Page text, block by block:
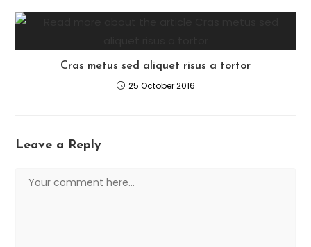
Cras metus sed aliquet risus a tortor
25 October 2016
Leave a Reply